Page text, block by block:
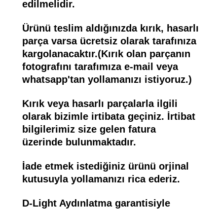
edilmelidir.
Ürünü teslim aldığınızda kırık, hasarlı
parça varsa ücretsiz olarak tarafınıza
kargolanacaktır.(Kırık olan parçanın
fotografını tarafımıza e-mail veya
whatsapp'tan yollamanızı istiyoruz.)
Kırık veya hasarlı parçalarla ilgili
olarak bizimle irtibata geçiniz. İrtibat
bilgilerimiz size gelen fatura
üzerinde bulunmaktadır.
İade etmek istediğiniz ürünü orjinal
kutusuyla yollamanızı rica ederiz.
D-Light Aydınlatma garantisiyle